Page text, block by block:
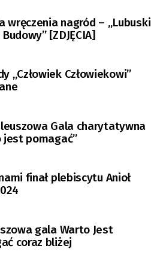
wręczenia nagród – „Lubuski
[ZDJĘCIA]
„Człowiek Człowiekowi”
Gala charytatywna
jest pomagać”
finał plebiscytu Anioł
gala Warto Jest
coraz bliżej